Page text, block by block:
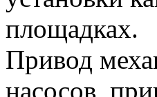
площадках.
Привод
насосов,